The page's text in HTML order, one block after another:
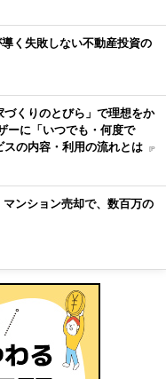
く失敗しない不動産投資の
づくりのとびら」で理想をか
ーに「いつでも・何度で
スの内容・利用の流れとは [P
マンション売却で、数百万の